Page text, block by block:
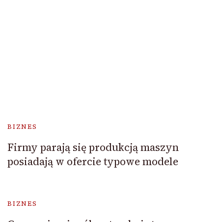
BIZNES
Firmy parają się produkcją maszyn
posiadają w ofercie typowe modele
BIZNES